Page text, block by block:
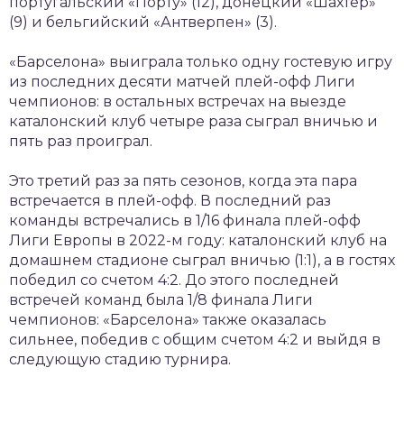
(9) и бельгийский «Антверпен» (3).
«Барселона» выиграла только одну гостевую игру
из последних десяти матчей плей-офф Лиги
чемпионов: в остальных встречах на выезде
каталонский клуб четыре раза сыграл вничью и
пять раз проиграл.
Это третий раз за пять сезонов, когда эта пара
встречается в плей-офф. В последний раз
команды встречались в 1/16 финала плей-офф
Лиги Европы в 2022-м году: каталонский клуб на
домашнем стадионе сыграл вничью (1:1), а в гостях
победил со счетом 4:2. До этого последней
встречей команд была 1/8 финала Лиги
чемпионов: «Барселона» также оказалась
сильнее, победив с общим счетом 4:2 и выйдя в
следующую стадию турнира.